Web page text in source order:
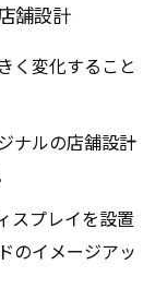
舗設計
く変化すること
ナルの店舗設計
スプレイを設置
のイメージアッ